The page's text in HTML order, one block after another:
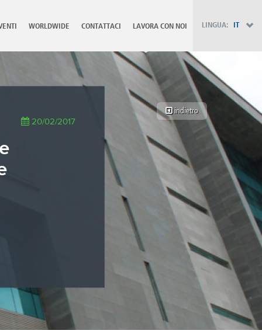
WORLDWIDE CONTATTACI LAVORA CON NOI LINGUA: IT
JA - 日本語
TR - Türkçe
AE - اللغة العربية
20/02/2017
indietro